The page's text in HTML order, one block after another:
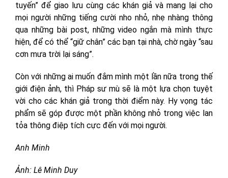
tuyến” để giao lưu cùng các khán giả và mang lại cho
mọi người những tiếng cười nho nhỏ, nhẹ nhàng thông
qua những bài post, những video ngắn mà mình thực
hiện, để có thể “giữ chân” các bạn tại nhà, chờ ngày “sau
cơn mưa trời lại sáng”.
Còn với những ai muốn đắm mình một lần nữa trong thế
giới điện ảnh, thì Pháp sư mù sẽ là một lựa chọn tuyệt
vời cho các khán giả trong thời điểm này. Hy vọng tác
phẩm sẽ góp được một phần không nhỏ trong việc lan
tỏa thông điệp tích cực đến với mọi người.
Anh Minh
Ảnh: Lê Minh Duy